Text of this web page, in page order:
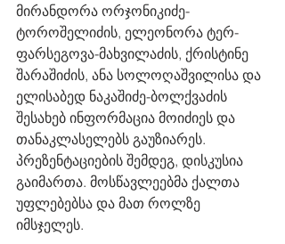
მირანდორა ორჯონიკიძე-
ტოროშელიძის, ელეონორა ტერ-
ფარსეგოვა-მახვილაძის, ქრისტინე
შარაშიძის, ანა სოლოღაშვილისა და
ელისაბედ ნაკაშიძე-ბოლქვაძის
შესახებ ინფორმაცია მოიძიეს და
თანაკლასელებს გაუზიარეს.
პრეზენტაციების შემდეგ, დისკუსია
გაიმართა. მოსწავლეებმა ქალთა
უფლებებსა და მათ როლზე
იმსჯელეს.